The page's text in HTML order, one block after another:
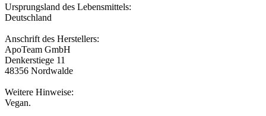
Ursprungsland des Lebensmittels:
Deutschland
Anschrift des Herstellers:
ApoTeam GmbH
Denkerstiege 11
48356 Nordwalde
Weitere Hinweise:
Vegan.